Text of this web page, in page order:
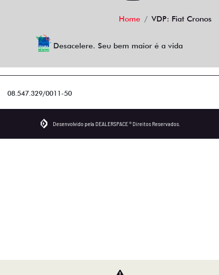
Home VDP: Fiat Cronos
Desacelere. Seu bem maior é a vida
08.547.329/0011-50
Desenvolvido pela DEALERSPACE ® Direitos Reservados.